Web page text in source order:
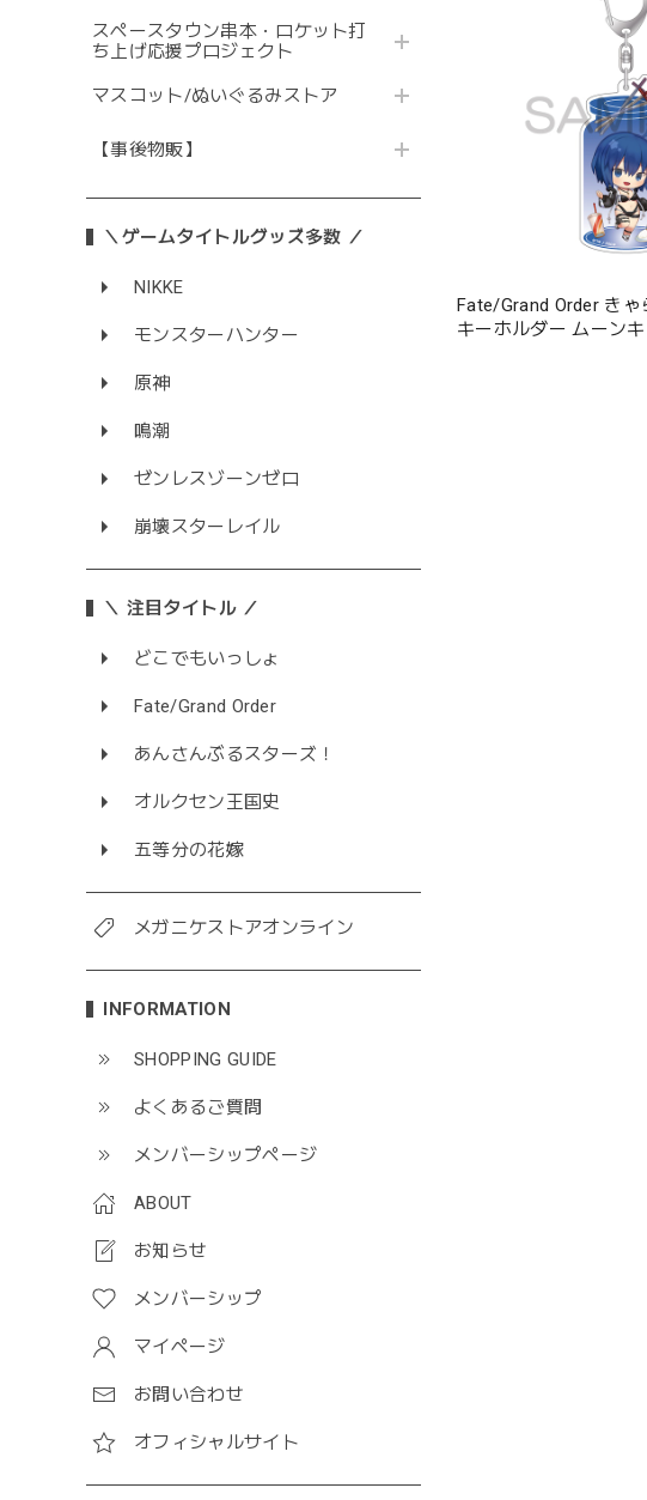
スペースタウン串本・ロケット打
ち上げ応援プロジェクト
マスコット/ぬいぐるみストア
【事後物販】
＼ゲームタイトルグッズ多数 ／
NIKKE
モンスターハンター
原神
鳴潮
ゼンレスゾーンゼロ
崩壊スターレイル
＼ 注目タイトル ／
どこでもいっしょ
Fate/Grand Order
あんさんぶるスターズ！
オルクセン王国史
五等分の花嫁
メガニケストアオンライン
INFORMATION
SHOPPING GUIDE
よくあるご質問
メンバーシップページ
ABOUT
お知らせ
メンバーシップ
マイページ
お問い合わせ
オフィシャルサイト
Fate/Grand Order き
キーホルダー ムーン